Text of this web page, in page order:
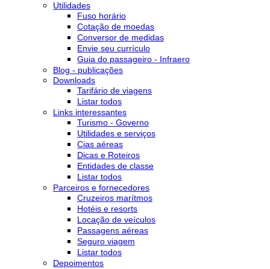
Utilidades
Fuso horário
Cotação de moedas
Conversor de medidas
Envie seu currículo
Guia do passageiro - Infraero
Blog - publicações
Downloads
Tarifário de viagens
Listar todos
Links interessantes
Turismo - Governo
Utilidades e serviços
Cias aéreas
Dicas e Roteiros
Entidades de classe
Listar todos
Parceiros e fornecedores
Cruzeiros marítmos
Hotéis e resorts
Locação de veículos
Passagens aéreas
Seguro viagem
Listar todos
Depoimentos